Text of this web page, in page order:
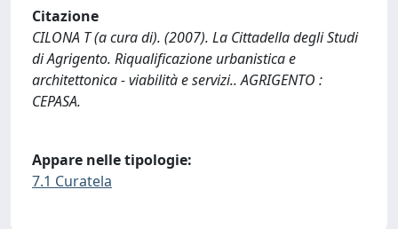
Citazione
CILONA T (a cura di). (2007). La Cittadella degli Studi
di Agrigento. Riqualificazione urbanistica e
architettonica - viabilità e servizi.. AGRIGENTO :
CEPASA.
Appare nelle tipologie:
7.1 Curatela